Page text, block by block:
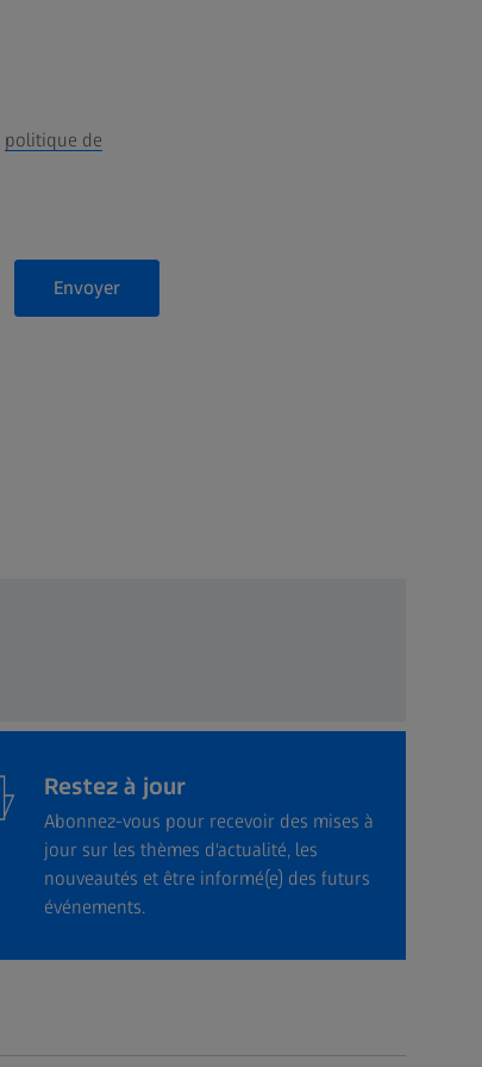
politique de
Envoyer
Restez à jour
Abonnez-vous pour recevoir des mises à
jour sur les thèmes d'actualité, les
nouveautés et être informé(e) des futurs
événements.